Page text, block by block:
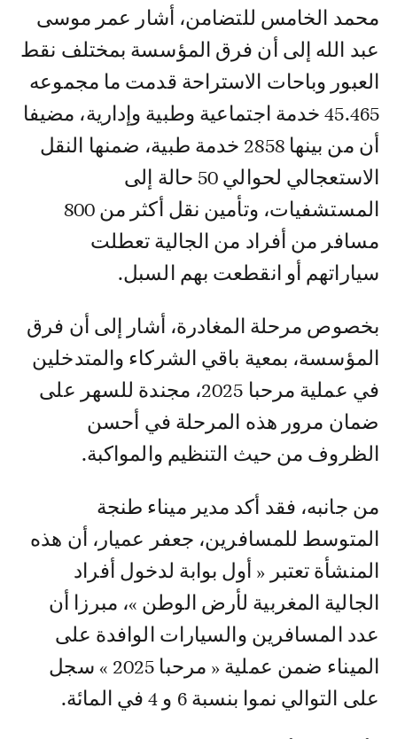
محمد الخامس للتضامن، أشار عمر موسى
عبد الله إلى أن فرق المؤسسة بمختلف نقط
العبور وباحات الاستراحة قدمت ما مجموعه
45.465 خدمة اجتماعية وطبية وإدارية، مضيفا
أن من بينها 2858 خدمة طبية، ضمنها النقل
الاستعجالي لحوالي 50 حالة إلى
المستشفيات، وتأمين نقل أكثر من 800
مسافر من أفراد من الجالية تعطلت
سياراتهم أو انقطعت بهم السبل.
بخصوص مرحلة المغادرة، أشار إلى أن فرق
المؤسسة، بمعية باقي الشركاء والمتدخلين
في عملية مرحبا 2025، مجندة للسهر على
ضمان مرور هذه المرحلة في أحسن
الظروف من حيث التنظيم والمواكبة.
من جانبه، فقد أكد مدير ميناء طنجة
المتوسط للمسافرين، جعفر عميار، أن هذه
المنشأة تعتبر « أول بوابة لدخول أفراد
الجالية المغربية لأرض الوطن »، مبرزا أن
عدد المسافرين والسيارات الوافدة على
الميناء ضمن عملية « مرحبا 2025 » سجل
على التوالي نموا بنسبة 6 و 4 في المائة.